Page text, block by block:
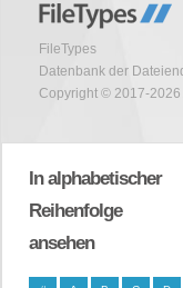
FileTypes
Datenbank der
Copyright © 2017-
In alphabetischer
Reihenfolge
ansehen